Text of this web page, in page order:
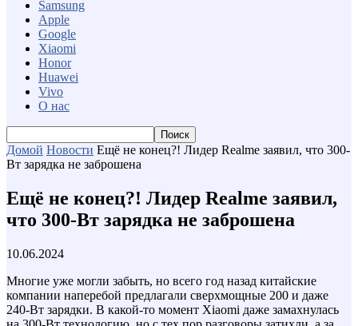
Samsung
Apple
Google
Xiaomi
Honor
Huawei
Vivo
О нас
Домой Новости Ещё не конец?! Лидер Realme заявил, что 300-
Вт зарядка не заброшена
Ещё не конец?! Лидер Realme заявил,
что 300-Вт зарядка не заброшена
10.06.2024
Многие уже могли забыть, но всего год назад китайские
компании наперебой предлагали сверхмощные 200 и даже
240-Вт зарядки. В какой-то момент Xiaomi даже замахнулась